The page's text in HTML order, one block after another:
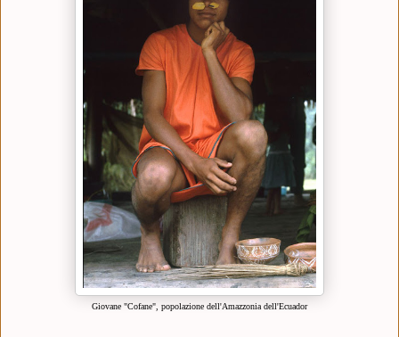
Giovane "Cofane", popolazione dell'Amazzonia dell'Ecuador